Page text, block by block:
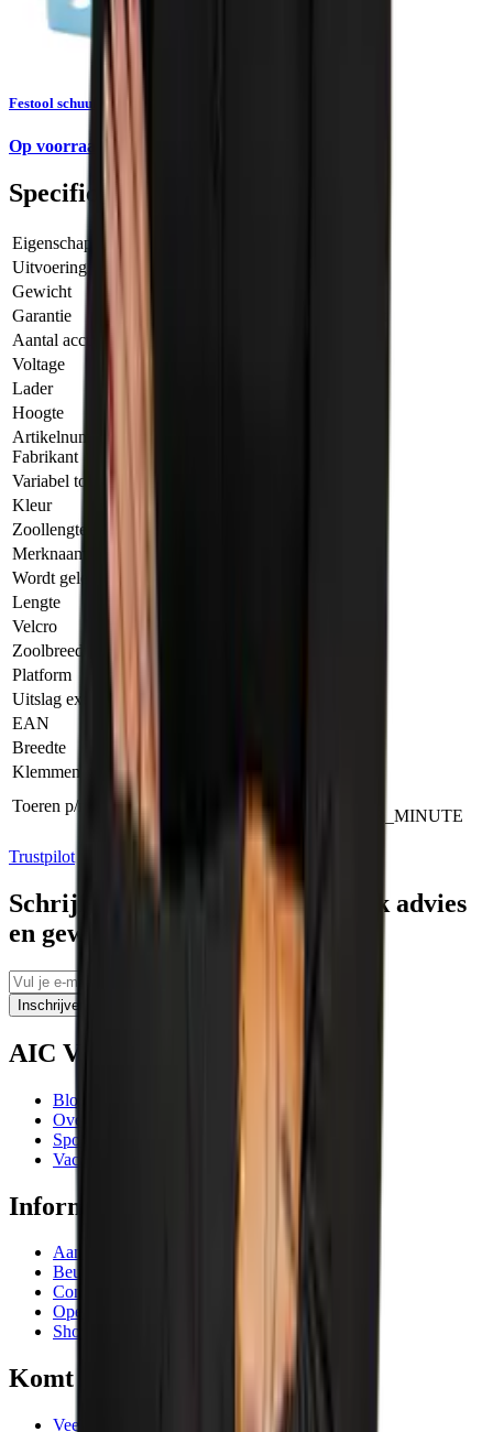
Festool schuurpapier Granat STF DELTA/9 100 stuks
Op voorraad
Specificaties
Eigenschap
Uitvoering
Gewicht
Garantie
Aantal accu's
Voltage
Lader
Hoogte
Artikelnummer
Fabrikant
Variabel toerental
Kleur
Zoollengte
Merknaam
Wordt geleverd in
Lengte
Velcro
Zoolbreedte
Platform
Uitslag excentrisch
EAN
Breedte
Klemmen
Toeren p/min
ROTATIONAL_SPEED_PER_MINUTE
Trustpilot
Schrijf je in voor tips, persoonlijk advies
en geweldige aanbiedingen
Inschrijven
AIC Visser
Blogs
Over ons
Sponsoring
Vacatures
Informatie
Aanbiedingen
Beurzen en evenementen
Contactgegevens
Openingstijden
Showrooms
Komt goed
Veelgestelde vragen